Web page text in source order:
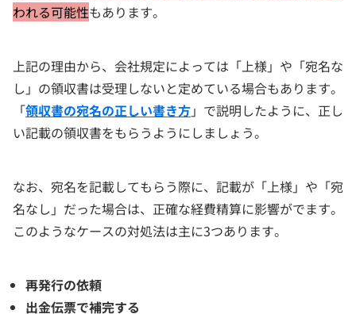
われる可能性もあります。
上記の理由から、会社規定によっては「上様」や「宛名な
し」の領収書は受理しないと定めている場合もあります。
「領収書の宛名の正しい書き方」で説明したように、正し
い記載の領収書をもらうようにしましょう。
なお、宛名を記載してもらう際に、記載が「上様」や「宛
名なし」だった場合は、正確な経費精算に影響がでます。
このようなケースの対処法は主に3つあります。
再発行の依頼
出金伝票で補完する